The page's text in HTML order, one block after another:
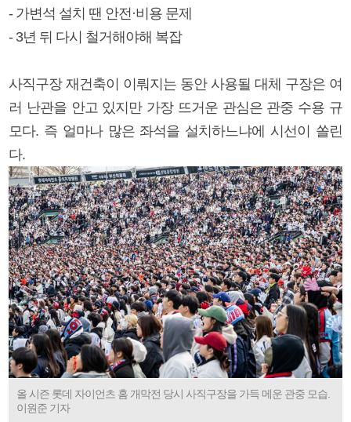
- 가변석 설치 땐 안전·비용 문제
- 3년 뒤 다시 철거해야해 복잡
사직구장 재건축이 이뤄지는 동안 사용될 대체 구장은 여
러 난관을 안고 있지만 가장 뜨거운 관심은 관중 수용 규
모다. 즉 얼마나 많은 좌석을 설치하느냐에 시선이 쏠린
다.
올 시즌 롯데 자이언츠 홈 개막전 당시 사직구장을 가득 메운 관중 모습.
이원준 기자